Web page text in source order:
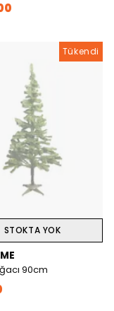
Tükendi
STOKTA YOK
90cm